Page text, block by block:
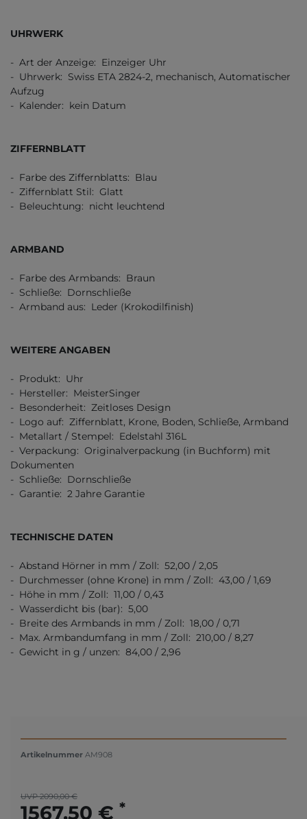
UHRWERK
- Art der Anzeige: Einzeiger Uhr
- Uhrwerk: Swiss ETA 2824-2, mechanisch, Automatischer
Aufzug
- Kalender: kein Datum
ZIFFERNBLATT
- Farbe des Ziffernblatts: Blau
- Ziffernblatt Stil: Glatt
- Beleuchtung: nicht leuchtend
ARMBAND
- Farbe des Armbands: Braun
- Schließe: Dornschließe
- Armband aus: Leder (Krokodilfinish)
WEITERE ANGABEN
- Produkt: Uhr
- Hersteller: MeisterSinger
- Besonderheit: Zeitloses Design
- Logo auf: Ziffernblatt, Krone, Boden, Schließe, Armband
- Metallart / Stempel: Edelstahl 316L
- Verpackung: Originalverpackung (in Buchform) mit
Dokumenten
- Schließe: Dornschließe
- Garantie: 2 Jahre Garantie
TECHNISCHE DATEN
- Abstand Hörner in mm / Zoll: 52,00 / 2,05
- Durchmesser (ohne Krone) in mm / Zoll: 43,00 / 1,69
- Höhe in mm / Zoll: 11,00 / 0,43
- Wasserdicht bis (bar): 5,00
- Breite des Armbands in mm / Zoll: 18,00 / 0,71
- Max. Armbandumfang in mm / Zoll: 210,00 / 8,27
- Gewicht in g / unzen: 84,00 / 2,96
Artikelnummer AM908
UVP 2090,00 €
1567,50 € *